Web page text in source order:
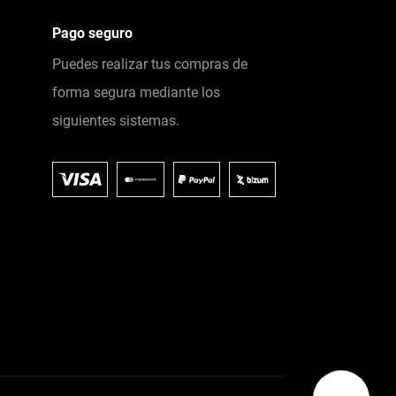
Pago seguro
Puedes realizar tus compras de
forma segura mediante los
siguientes sistemas.